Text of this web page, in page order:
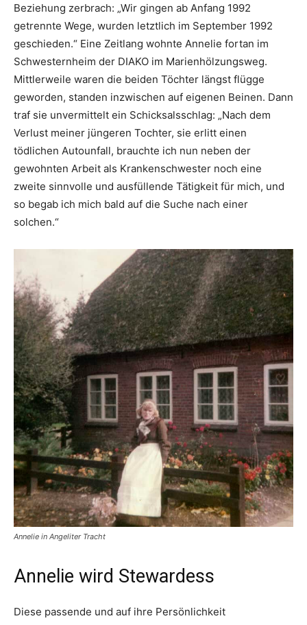
Beziehung zerbrach: „Wir gingen ab Anfang 1992
getrennte Wege, wurden letztlich im September 1992
geschieden.“ Eine Zeitlang wohnte Annelie fortan im
Schwesternheim der DIAKO im Marienhölzungsweg.
Mittlerweile waren die beiden Töchter längst flügge
geworden, standen inzwischen auf eigenen Beinen. Dann
traf sie unvermittelt ein Schicksalsschlag: „Nach dem
Verlust meiner jüngeren Tochter, sie erlitt einen
tödlichen Autounfall, brauchte ich nun neben der
gewohnten Arbeit als Krankenschwester noch eine
zweite sinnvolle und ausfüllende Tätigkeit für mich, und
so begab ich mich bald auf die Suche nach einer
solchen.“
Annelie in Angeliter Tracht
Annelie wird Stewardess
Diese passende und auf ihre Persönlichkeit